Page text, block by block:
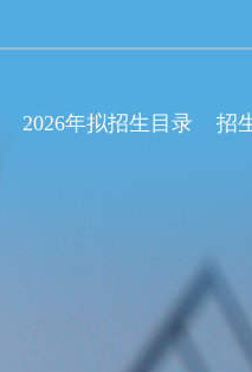
2026年拟招生目录 招